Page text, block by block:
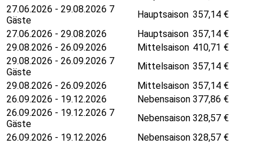
27.06.2026 - 29.08.2026 7
Gäste
Hauptsaison 357,14 €
27.06.2026 - 29.08.2026
Hauptsaison 357,14 €
29.08.2026 - 26.09.2026
Mittelsaison 410,71 €
29.08.2026 - 26.09.2026 7
Gäste
Mittelsaison 357,14 €
29.08.2026 - 26.09.2026
Mittelsaison 357,14 €
26.09.2026 - 19.12.2026
Nebensaison 377,86 €
26.09.2026 - 19.12.2026 7
Gäste
Nebensaison 328,57 €
26.09.2026 - 19.12.2026
Nebensaison 328,57 €